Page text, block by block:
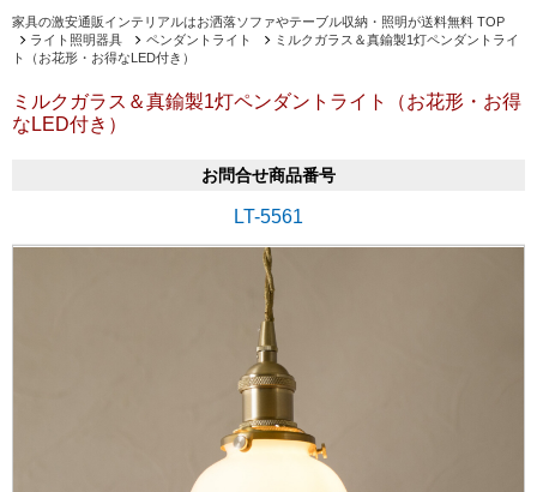
家具の激安通販インテリアルはお洒落ソファやテーブル収納・照明が送料無料 TOP
ライト照明器具
ペンダントライト
ミルクガラス＆真鍮製1灯ペンダントライ
ト（お花形・お得なLED付き）
ミルクガラス＆真鍮製1灯ペンダントライト（お花形・お得
なLED付き）
お問合せ商品番号
LT-5561